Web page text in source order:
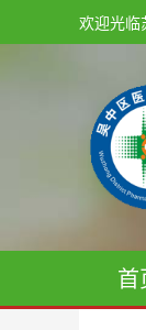
欢迎光临
首